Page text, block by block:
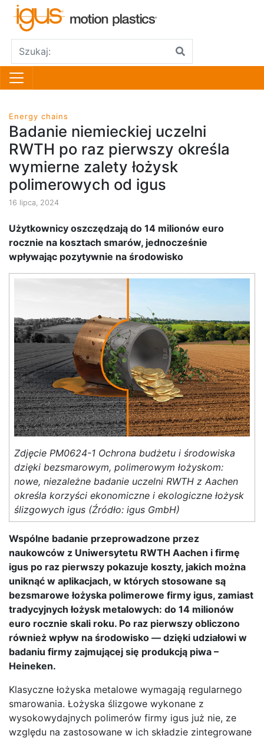
Energy chains
Badanie niemieckiej uczelni
RWTH po raz pierwszy określa
wymierne zalety łożysk
polimerowych od igus
16 lipca, 2024
Użytkownicy oszczędzają do 14 milionów euro
rocznie na kosztach smarów, jednocześnie
wpływając pozytywnie na środowisko
Zdjęcie PM0624-1 Ochrona budżetu i środowiska
dzięki bezsmarowym, polimerowym łożyskom:
nowe, niezależne badanie uczelni RWTH z Aachen
określa korzyści ekonomiczne i ekologiczne łożysk
ślizgowych igus (Źródło: igus GmbH)
Wspólne badanie przeprowadzone przez
naukowców z Uniwersytetu RWTH Aachen i firmę
igus po raz pierwszy pokazuje koszty, jakich można
uniknąć w aplikacjach, w których stosowane są
bezsmarowe łożyska polimerowe firmy igus, zamiast
tradycyjnych łożysk metalowych: do 14 milionów
euro rocznie skali roku. Po raz pierwszy obliczono
również wpływ na środowisko — dzięki udziałowi w
badaniu firmy zajmującej się produkcją piwa –
Heineken.
Klasyczne łożyska metalowe wymagają regularnego
smarowania. Łożyska ślizgowe wykonane z
wysokowydajnych polimerów firmy igus już nie, ze
względu na zastosowane w ich składzie zintegrowane